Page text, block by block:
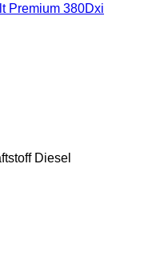
Premium 380Dxi
Diesel